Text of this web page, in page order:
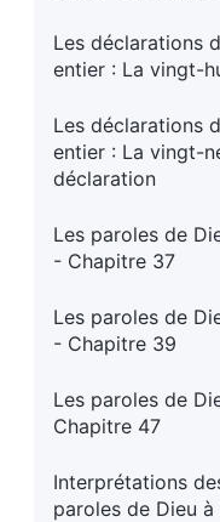
Les déclarations
entier : La vingt-
Les déclarations
entier : La vingt-
déclaration
Les paroles de
- Chapitre 37
Les paroles de
- Chapitre 39
Les paroles de
Chapitre 47
Interprétations
paroles de Dieu à